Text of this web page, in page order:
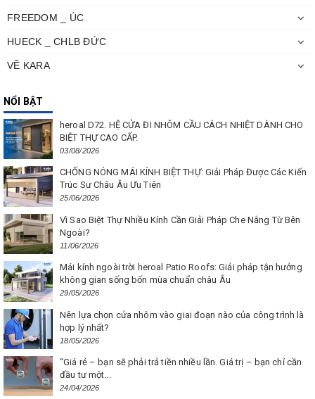
FREEDOM _ ÚC
HUECK _ CHLB ĐỨC
VỀ KARA
NỔI BẬT
heroal D72. HỆ CỬA ĐI NHÔM CẦU CÁCH NHIỆT DÀNH CHO
BIỆT THỰ CAO CẤP.
03/08/2026
CHỐNG NÓNG MÁI KÍNH BIỆT THỰ: Giải Pháp Được Các Kiến
Trúc Sư Châu Âu Ưu Tiên
25/06/2026
Vì Sao Biệt Thự Nhiều Kính Cần Giải Pháp Che Nắng Từ Bên
Ngoài?
11/06/2026
Mái kính ngoài trời heroal Patio Roofs: Giải pháp tận hưởng
không gian sống bốn mùa chuẩn châu Âu
29/05/2026
Nên lựa chọn cửa nhôm vào giai đoạn nào của công trình là
hợp lý nhất?
18/05/2026
“Giá rẻ – bạn sẽ phải trả tiền nhiều lần. Giá trị – bạn chỉ cần
đầu tư một...
24/04/2026